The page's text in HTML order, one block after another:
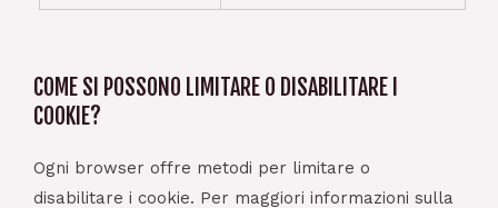
COME SI POSSONO LIMITARE O DISABILITARE I
COOKIE?
Ogni browser offre metodi per limitare o
disabilitare i cookie. Per maggiori informazioni sulla